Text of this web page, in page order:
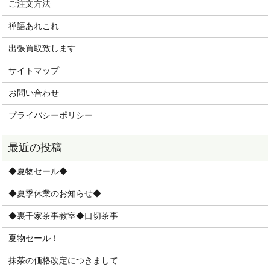
ご注文方法
禅語あれこれ
出張買取致します
サイトマップ
お問い合わせ
プライバシーポリシー
◆夏物セール◆
◆夏季休業のお知らせ◆
◆裏千家茶事教室◆口切茶事
夏物セール！
抹茶の価格改定につきまして